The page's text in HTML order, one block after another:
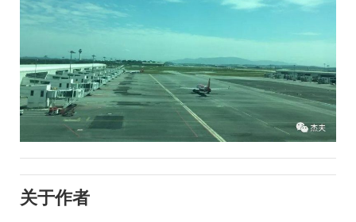
关于作者